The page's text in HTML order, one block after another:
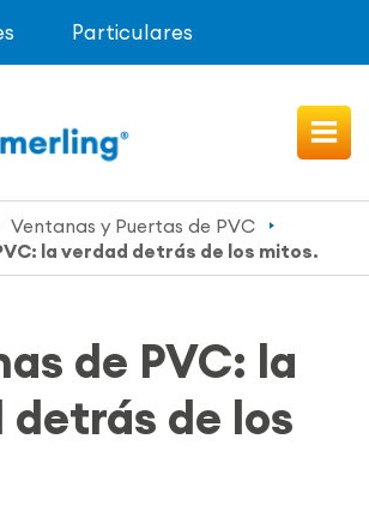
Particulares
Ventanas y Puertas de PVC
la verdad detrás de los mitos.
de PVC: la
detrás de los